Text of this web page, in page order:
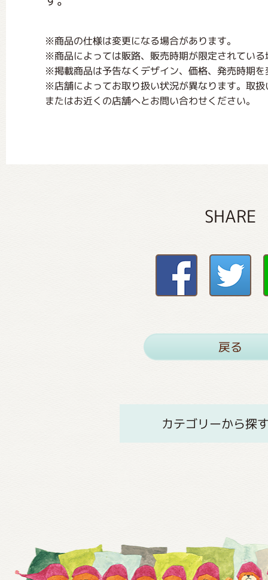
※商品の仕様は変更になる場合があります。
※商品によっては販路、販売時期が限定されてい
※掲載商品は予告なくデザイン、価格、発売時期
※店舗によってお取り扱い状況が異なります。取
またはお近くの店舗へとお問い合わせください。
SHARE
戻る
カテゴリーから探